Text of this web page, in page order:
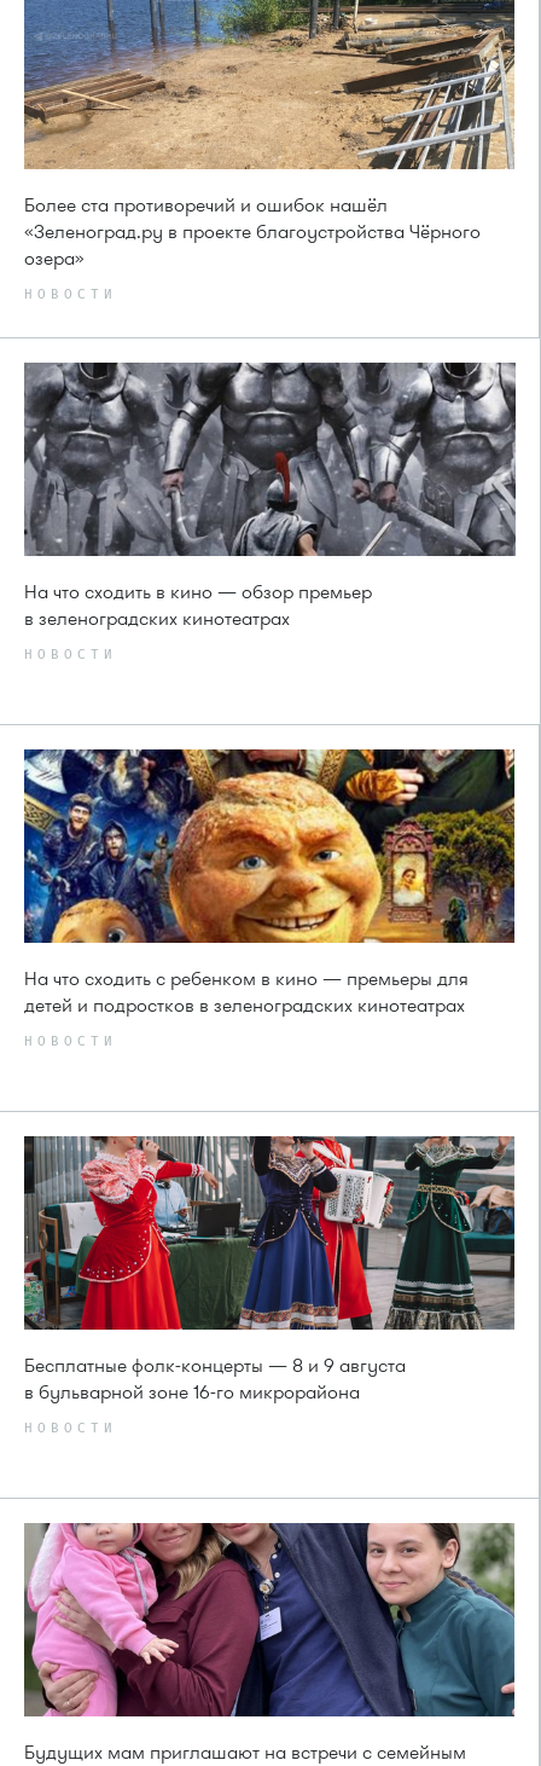
Более ста противоречий и ошибок нашёл
«Зеленоград.ру в проекте благоустройства Чёрного
озера»
НОВОСТИ
На что сходить в кино — обзор премьер
в зеленоградских кинотеатрах
НОВОСТИ
На что сходить с ребенком в кино — премьеры для
детей и подростков в зеленоградских кинотеатрах
НОВОСТИ
Бесплатные фолк-концерты — 8 и 9 августа
в бульварной зоне 16-го микрорайона
НОВОСТИ
Будущих мам приглашают на встречи с семейным